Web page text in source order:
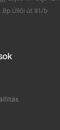
Bp.Üllői út 81/b